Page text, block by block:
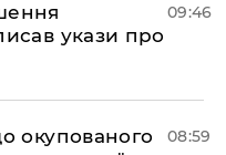
укази про
09:46
окупованого
08:59